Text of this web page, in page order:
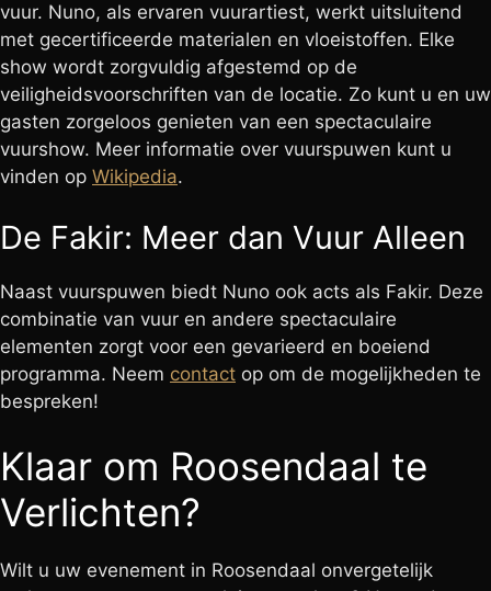
vuur. Nuno, als ervaren vuurartiest, werkt uitsluitend
met gecertificeerde materialen en vloeistoffen. Elke
show wordt zorgvuldig afgestemd op de
veiligheidsvoorschriften van de locatie. Zo kunt u en uw
gasten zorgeloos genieten van een spectaculaire
vuurshow. Meer informatie over vuurspuwen kunt u
vinden op Wikipedia.
De Fakir: Meer dan Vuur Alleen
Naast vuurspuwen biedt Nuno ook acts als Fakir. Deze
combinatie van vuur en andere spectaculaire
elementen zorgt voor een gevarieerd en boeiend
programma. Neem contact op om de mogelijkheden te
bespreken!
Klaar om Roosendaal te
Verlichten?
Wilt u uw evenement in Roosendaal onvergetelijk